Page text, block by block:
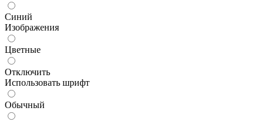
Синий
Изображения
Цветные
Отключить
Использовать шрифт
Обычный